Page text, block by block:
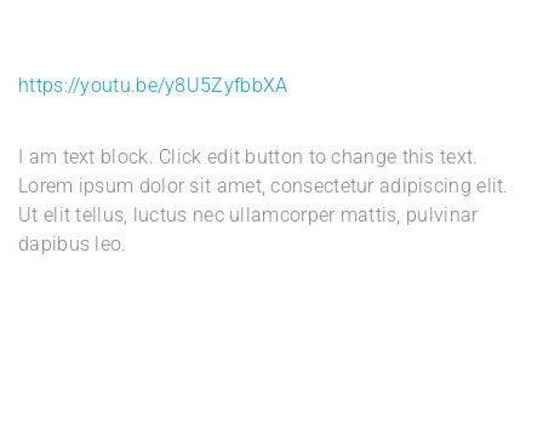
https://youtu.be/y8U5ZyfbbXA
I am text block. Click edit button to change this text.
Lorem ipsum dolor sit amet, consectetur adipiscing elit.
Ut elit tellus, luctus nec ullamcorper mattis, pulvinar
dapibus leo.